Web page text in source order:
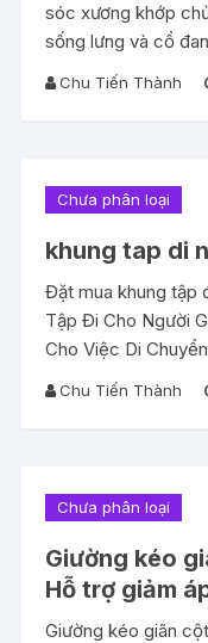
sóc xương khớp
sống lưng và cổ
Chu Tiến Thành
Chưa phân loại
khung tap di
Đặt mua khung tập
Tập Đi Cho Người
Cho Việc Di
Chu Tiến Thành
Chưa phân loại
Giường kéo
Hỗ trợ giảm
Giường kéo giãn